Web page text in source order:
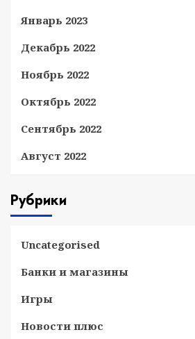
Январь 2023
Декабрь 2022
Ноябрь 2022
Октябрь 2022
Сентябрь 2022
Август 2022
Рубрики
Uncategorised
Банки и магазины
Игры
Новости плюс